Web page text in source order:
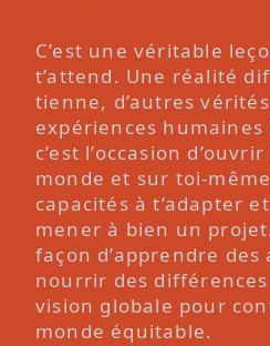
C’est une véritable
t’attend. Une réalité
tienne, d’autres
expériences
c’est l’occasion
monde et sur toi-
capacités à t’adapter
mener à bien un
façon d’apprendre des
nourrir des différences
vision globale pour
monde équitable.